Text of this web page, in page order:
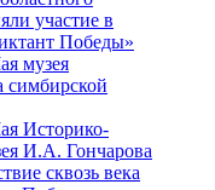
участие в
Победы»
музея
симбирской
Историко-
И.А. Гончарова
сквозь века